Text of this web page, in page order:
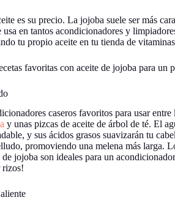
es su precio. La jojoba suele ser más
en tantos acondicionadores y
tu propio aceite en tu tienda de
favoritas con aceite de jojoba para un
caseros favoritos para usar
y unas pizcas de aceite de árbol de té. El
y sus ácidos grasos suavizarán tu
promoviendo una melena más larga.
jojoba son ideales para un
rizos!